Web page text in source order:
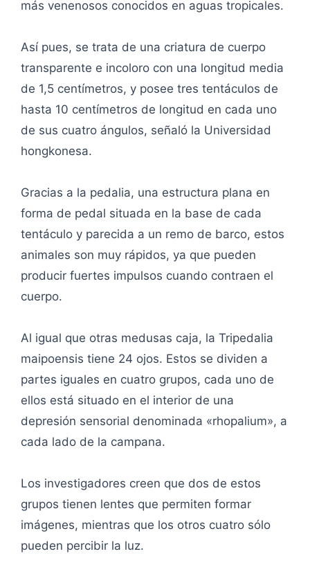
más venenosos conocidos en aguas tropicales.
Así pues, se trata de una criatura de cuerpo
transparente e incoloro con una longitud media
de 1,5 centímetros, y posee tres tentáculos de
hasta 10 centímetros de longitud en cada uno
de sus cuatro ángulos, señaló la Universidad
hongkonesa.
Gracias a la pedalia, una estructura plana en
forma de pedal situada en la base de cada
tentáculo y parecida a un remo de barco, estos
animales son muy rápidos, ya que pueden
producir fuertes impulsos cuando contraen el
cuerpo.
Al igual que otras medusas caja, la Tripedalia
maipoensis tiene 24 ojos. Estos se dividen a
partes iguales en cuatro grupos, cada uno de
ellos está situado en el interior de una
depresión sensorial denominada «rhopalium», a
cada lado de la campana.
Los investigadores creen que dos de estos
grupos tienen lentes que permiten formar
imágenes, mientras que los otros cuatro sólo
pueden percibir la luz.